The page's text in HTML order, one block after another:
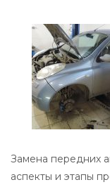
Замена передних
аспекты и этапы